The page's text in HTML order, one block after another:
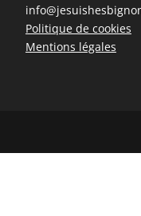
Politique de cookies
Mentions légales